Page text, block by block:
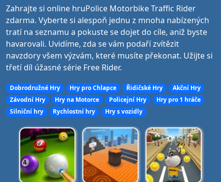
Zahrajte si online hruPolice Motorbike Traffic Rider
zdarma. Vyberte si alespoň jednu z mnoha nabízených
tratí na seznamu a pokuste se dojet do cíle, aniž byste
havarovali. Uvidíme, zda se vám podaří zvítězit
navzdory všem výzvám, které musíte překonat. Užijte si
třetí díl úžasné série Free Rider.
Dobrodružné Hry Hry pro Chlapce Řidičské Hry
Akční Hry
Závodní Hry
Hry na Motorce Policejní Hry
Hry pro 1 hráče
Silniční hry
Rychlostní hry Hry s vozidly